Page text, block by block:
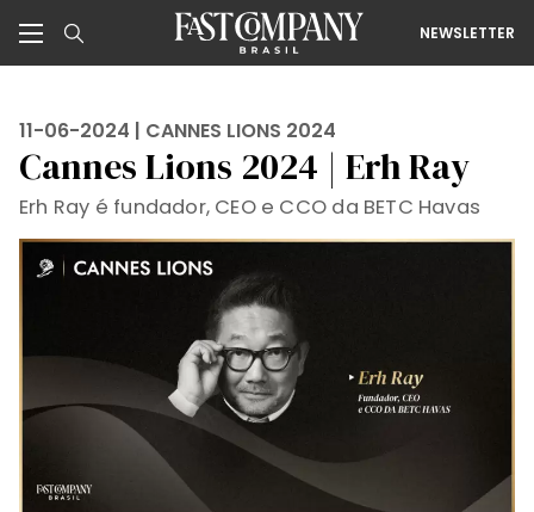
NEWSLETTER
11-06-2024 | CANNES LIONS 2024
Cannes Lions 2024 | Erh Ray
Erh Ray é fundador, CEO e CCO da BETC Havas